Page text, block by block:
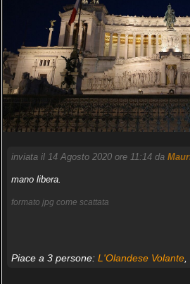
inviata il 14 Agosto 2020 ore 11:14 da
mano libera.
formato jpg come scattata
Piace a 3 persone: L'Olandese Volante,